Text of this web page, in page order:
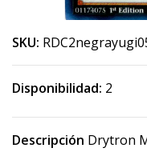
SKU:
Disponibilidad: 2
Descripción Drytron